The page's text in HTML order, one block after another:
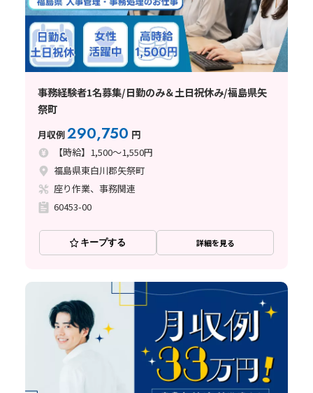
事務経験者1名募集/日勤のみ＆土日祝休み/福島県矢
祭町
月収例290,750 円
【時給】1,500～1,550円
福島県東白川郡矢祭町
座り作業、事務関連
60453-00
キープする 詳細を見る